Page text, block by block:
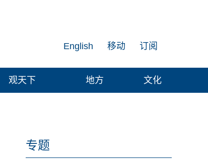
订阅
移动
English
观天下 地方 文化
专题